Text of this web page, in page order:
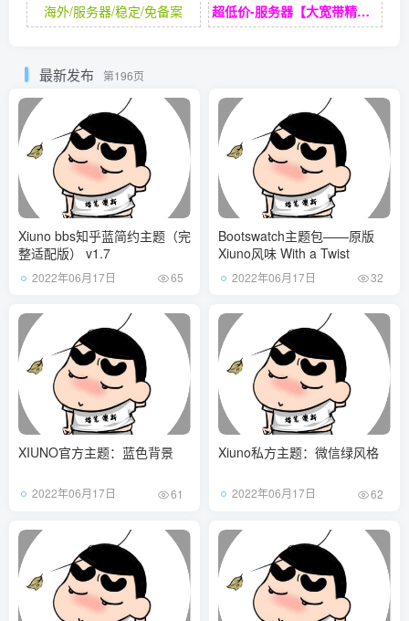
海外/服务器/稳定/免备案 超低价-服务器【大宽带精品】香港美国
最新发布 第196页
Xiuno bbs知乎蓝简约主题（完
整适配版） v1.7
2022年06月17日 65
Bootswatch主题包——原版
Xiuno风味 With a Twist
2022年06月17日 32
XIUNO官方主题：蓝色背景
2022年06月17日 61
Xiuno私方主题：微信绿风格
2022年06月17日 62